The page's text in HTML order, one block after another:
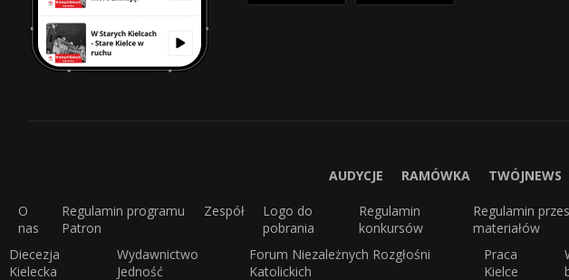
AUDYCJE RAMÓWKA TWÓJNEWS
O
nas
Regulamin programu
Patron
Zespół
Logo do
pobrania
Regulamin
konkursów
Regulamin
materiałów
Diecezja
Kielecka
Wydawnictwo
Jedność
Forum Niezależnych Rozgłośni
Katolickich
Praca
Kielce